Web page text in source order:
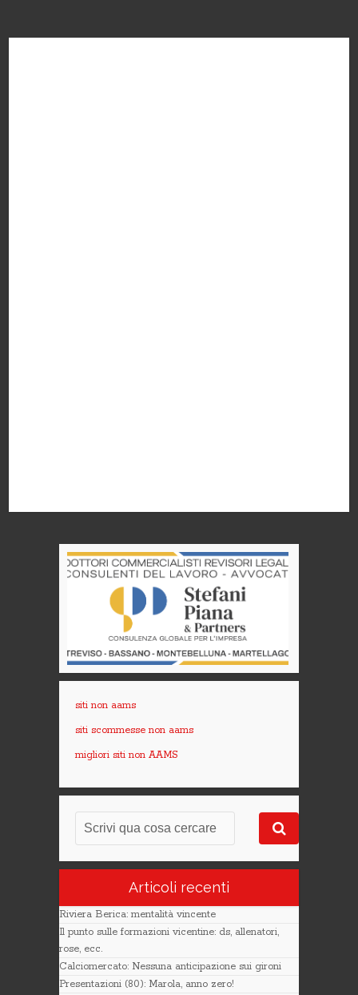
siti non aams
siti scommesse non aams
migliori siti non AAMS
Articoli recenti
Riviera Berica: mentalità vincente
Il punto sulle formazioni vicentine: ds, allenatori,
rose, ecc.
Calciomercato: Nessuna anticipazione sui gironi
Presentazioni (80): Marola, anno zero!